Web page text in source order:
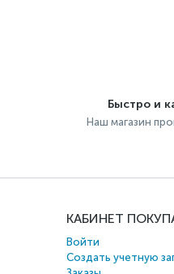
Быстро и
Наш магазин
КАБИНЕТ
Войти
Создать учетную